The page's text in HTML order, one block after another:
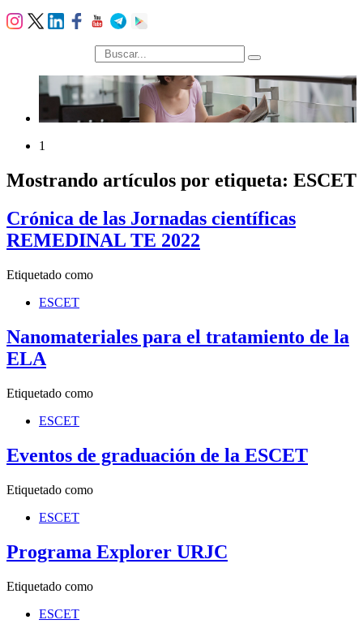
búsqueda
1
Mostrando artículos por etiqueta: ESCET
Crónica de las Jornadas científicas
REMEDINAL TE 2022
Etiquetado como
ESCET
Nanomateriales para el tratamiento de la
ELA
Etiquetado como
ESCET
Eventos de graduación de la ESCET
Etiquetado como
ESCET
Programa Explorer URJC
Etiquetado como
ESCET